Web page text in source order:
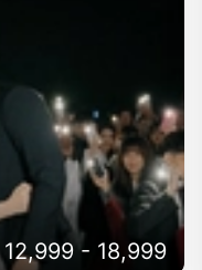
12,999 - 18,999